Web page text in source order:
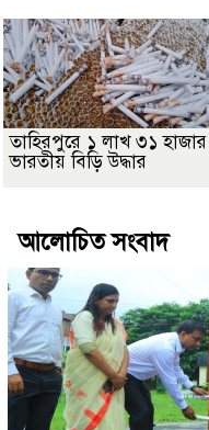
তাহিরপুরে ১ লাখ ৩১ হাজার
ভারতীয় বিড়ি উদ্ধার
আলোচিত সংবাদ